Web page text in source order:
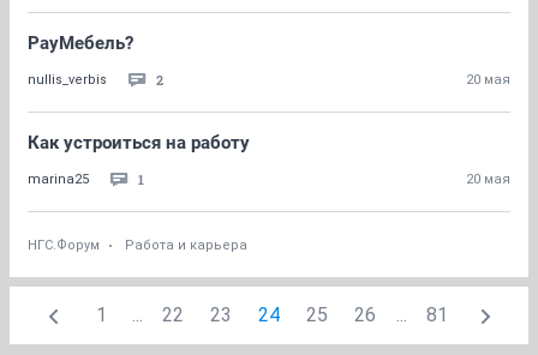
РауМебель?
nullis_verbis 2 20 мая
Как устроиться на работу
marina25 1 20 мая
НГС.Форум Работа и карьера
1 ... 22 23 24 25 26 ... 81